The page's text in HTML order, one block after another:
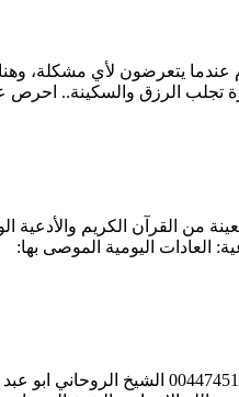
يتعرضون لأي مشكلة،
تجلب الرزق والسكينة..
من القرآن الكريم والأدعية
العادات اليومية الموصى بها: